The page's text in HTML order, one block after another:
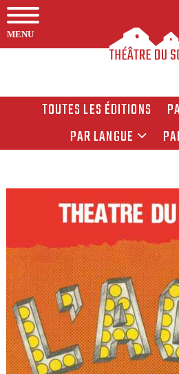
MENU
TOUTES LES ÉDITIONS
PAR LANGUE